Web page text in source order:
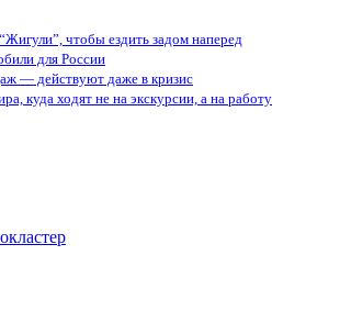
чтобы ездить задом наперед
для России
— действуют даже в кризис
куда ходят не на экскурсии, а на работу